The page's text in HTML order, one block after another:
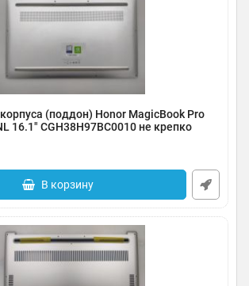
(поддон) Honor MagicBook Pro
16.1" CGH38H97BC0010 не крепко
В корзину